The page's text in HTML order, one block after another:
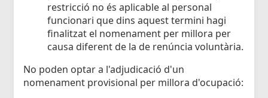
restricció no és aplicable al personal
funcionari que dins aquest termini hagi
finalitzat el nomenament per millora per
causa diferent de la de renúncia voluntària.
No poden optar a l'adjudicació d'un
nomenament provisional per millora d'ocupació: